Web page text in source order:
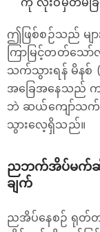
ဤဖြစ်စဉ်သည် မျ
ကြာမြင့်တတ်သေ
သက်သွားရန် မိနစ်
အခြေအနေသည်
ဘဲ ဆယ်ကျော်သက်
သွားလေ့ရှိသည်။
ညဘက်အိပ်မက်ဆိုးမ
ချက်
ညအိပ်နေစဉ် ရုတ်တ